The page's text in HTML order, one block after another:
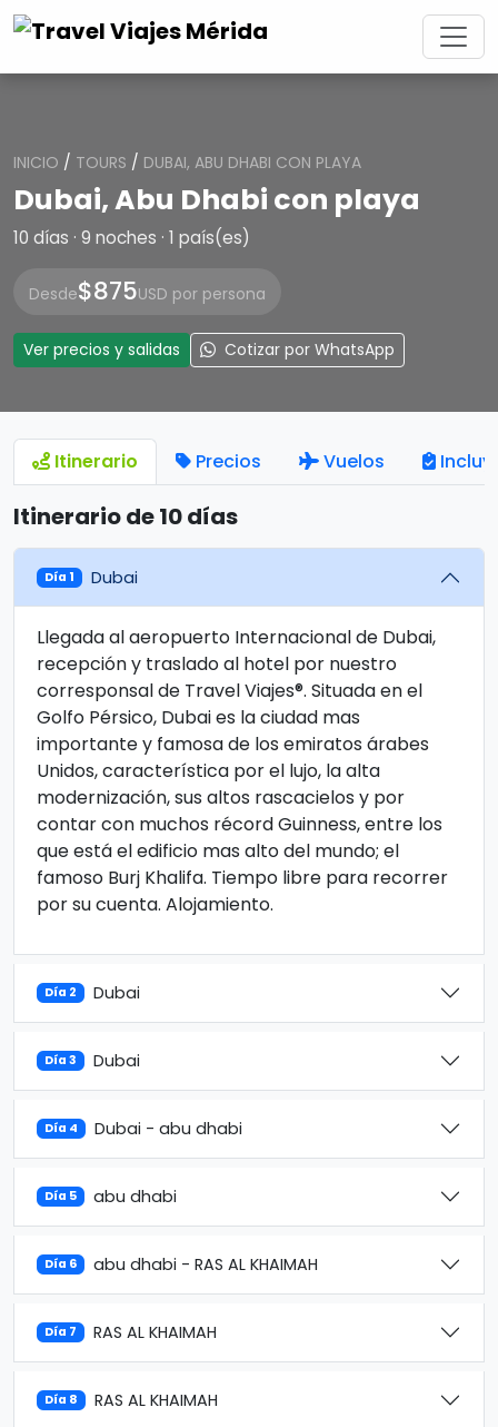
INICIO / TOURS / DUBAI, ABU DHABI CON PLAYA
Dubai, Abu Dhabi con playa
10 días · 9 noches · 1 país(es)
Desde$875USD por persona
Ver precios y salidas Cotizar por WhatsApp
Itinerario Precios Vuelos
Itinerario de 10 días
Día 1 Dubai
Llegada al aeropuerto Internacional de Dubai,
recepción y traslado al hotel por nuestro
corresponsal de Travel Viajes®. Situada en el
Golfo Pérsico, Dubai es la ciudad mas
importante y famosa de los emiratos árabes
Unidos, característica por el lujo, la alta
modernización, sus altos rascacielos y por
contar con muchos récord Guinness, entre los
que está el edificio mas alto del mundo; el
famoso Burj Khalifa. Tiempo libre para recorrer
por su cuenta. Alojamiento.
Día 2 Dubai
Día 3 Dubai
Día 4 Dubai - abu dhabi
Día 5 abu dhabi
Día 6 abu dhabi - RAS AL KHAIMAH
Día 7 RAS AL KHAIMAH
Día 8 RAS AL KHAIMAH